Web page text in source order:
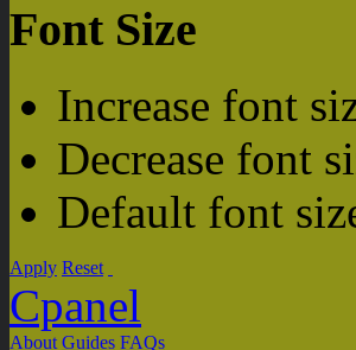
Font Size
Increase font
Decrease font
Default font
Apply Reset
Cpanel
About Guides FAQs